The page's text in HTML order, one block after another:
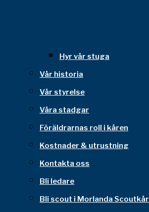
Hyr vår stuga
Vår historia
Vår styrelse
Våra stadgar
Föräldrarnas roll i kåren
Kostnader & utrustning
Kontakta oss
Bli ledare
Bli scout i Morlanda Scoutkår